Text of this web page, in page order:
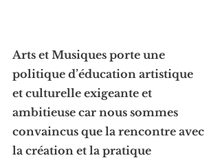
Arts et Musiques porte une
politique d’éducation artistique
et culturelle exigeante et
ambitieuse car nous sommes
convaincus que la rencontre avec
la création et la pratique